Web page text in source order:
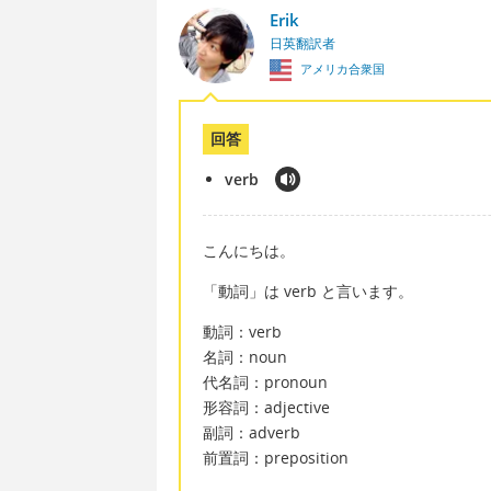
Erik
日英翻訳者
アメリカ合衆国
回答
verb
こんにちは。
「動詞」は verb と言います。
動詞：verb
名詞：noun
代名詞：pronoun
形容詞：adjective
副詞：adverb
前置詞：preposition